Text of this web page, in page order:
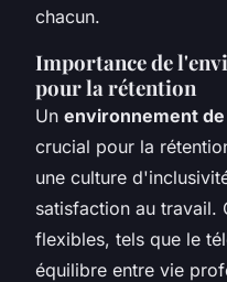
chacun.
Importance de
pour la rétention
Un environnement
crucial pour la
une culture
satisfaction au travail.
flexibles, tels que le
équilibre entre vie